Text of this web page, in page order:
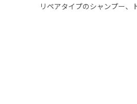
リペアタイプのシャンプー、